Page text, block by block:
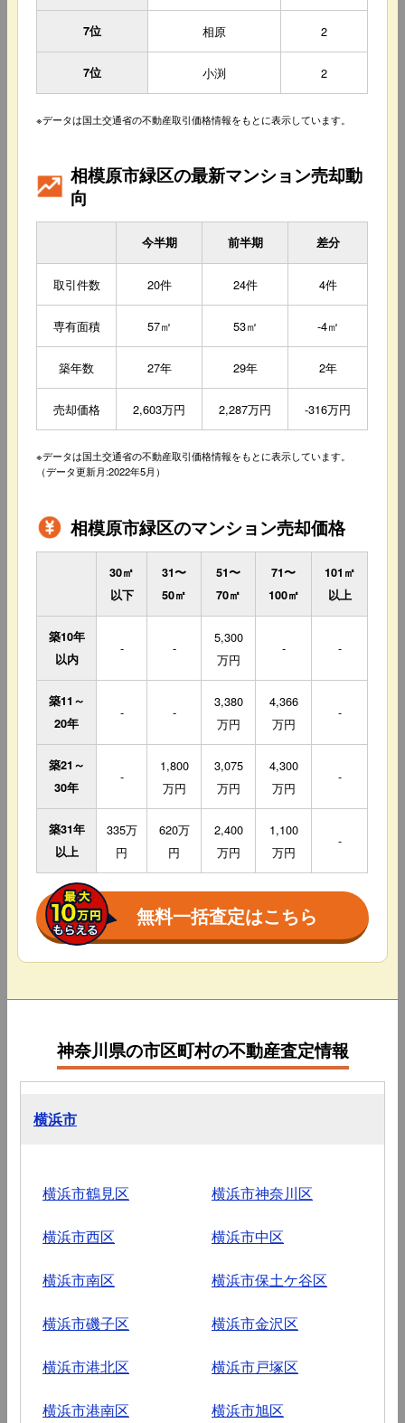
7位 相原 2
7位 小渕 2
※データは国土交通省の不動産取引価格情報をもとに表示しています。
相模原市緑区の最新マンション売却動
向
今半期 前半期 差分
取引件数 20件 24件 4件
専有面積 57㎡ 53㎡ -4㎡
築年数 27年 29年 2年
売却価格 2,603万円 2,287万円 -316万円
※データは国土交通省の不動産取引価格情報をもとに表示しています。
（データ更新月:2022年5月）
相模原市緑区のマンション売却価格
30㎡
以下
31〜
50㎡
51〜
70㎡
71〜
100㎡
101㎡
以上
築10年
以内
- -
5,300
万円
- -
築11～
20年
- -
3,380
万円
4,366
万円
-
築21～
30年
-
1,800
万円
3,075
万円
4,300
万円
-
築31年
以上
335万
円
620万
円
2,400
万円
1,100
万円
-
無料一括査定はこちら
神奈川県の市区町村の不動産査定情報
横浜市
横浜市鶴見区 横浜市神奈川区
横浜市西区 横浜市中区
横浜市南区 横浜市保土ケ谷区
横浜市磯子区 横浜市金沢区
横浜市港北区 横浜市戸塚区
横浜市港南区 横浜市旭区